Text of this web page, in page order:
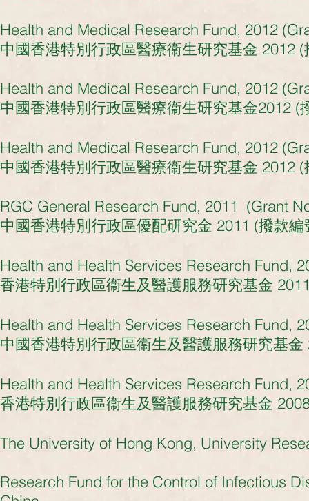
Health and Medical Research Fund, 2012
中國香港特別行政區醫療衞生研究基金 2012
Health and Medical Research Fund, 2012
中國香港特別行政區醫療衞生研究基金2012 (
Health and Medical Research Fund, 2012
中國香港特別行政區醫療衞生研究基金 2012
RGC General Research Fund, 2011 (Grant
中國香港特別行政區優配研究金 2011 (撥款編
Health and Health Services Research Fund,
香港特別行政區衞生及醫護服務研究基金
Health and Health Services Research Fund,
中國香港特別行政區衞生及醫護服務研究基
Health and Health Services Research Fund,
香港特別行政區衞生及醫護服務研究基金
The University of Hong Kong, University
Research Fund for the Control of Infectious